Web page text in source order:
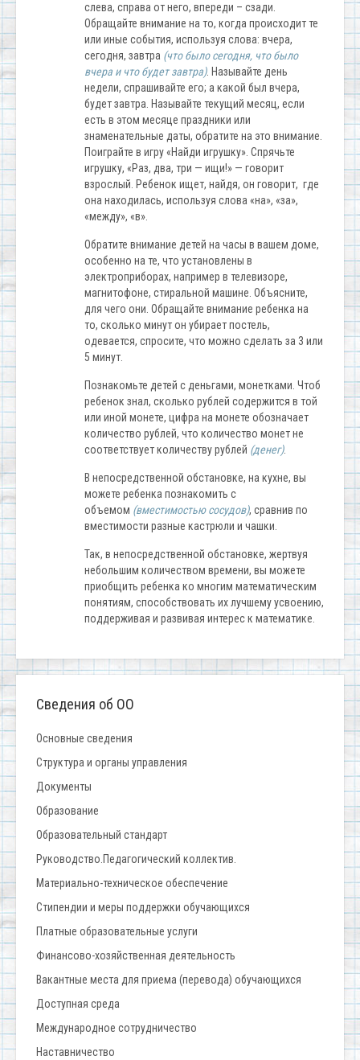
слева, справа от него, впереди – сзади.
Обращайте внимание на то, когда происходит те
или иные события, используя слова: вчера,
сегодня, завтра (что было сегодня, что было
вчера и что будет завтра). Называйте день
недели, спрашивайте его; а какой был вчера,
будет завтра. Называйте текущий месяц, если
есть в этом месяце праздники или
знаменательные даты, обратите на это внимание.
Поиграйте в игру «Найди игрушку». Спрячьте
игрушку, «Раз, два, три — ищи!» — говорит
взрослый. Ребенок ищет, найдя, он говорит, где
она находилась, используя слова «на», «за»,
«между», «в».
Обратите внимание детей на часы в вашем доме,
особенно на те, что установлены в
электроприборах, например в телевизоре,
магнитофоне, стиральной машине. Объясните,
для чего они. Обращайте внимание ребенка на
то, сколько минут он убирает постель,
одевается, спросите, что можно сделать за 3 или
5 минут.
Познакомьте детей с деньгами, монетками. Чтоб
ребенок знал, сколько рублей содержится в той
или иной монете, цифра на монете обозначает
количество рублей, что количество монет не
соответствует количеству рублей (денег).
В непосредственной обстановке, на кухне, вы
можете ребенка познакомить с
объемом (вместимостью сосудов), сравнив по
вместимости разные кастрюли и чашки.
Так, в непосредственной обстановке, жертвуя
небольшим количеством времени, вы можете
приобщить ребенка ко многим математическим
понятиям, способствовать их лучшему усвоению,
поддерживая и развивая интерес к математике.
Сведения об ОО
Основные сведения
Структура и органы управления
Документы
Образование
Образовательный стандарт
Руководство.Педагогический коллектив.
Материально-техническое обеспечение
Стипендии и меры поддержки обучающихся
Платные образовательные услуги
Финансово-хозяйственная деятельность
Вакантные места для приема (перевода) обучающихся
Доступная среда
Международное сотрудничество
Наставничество